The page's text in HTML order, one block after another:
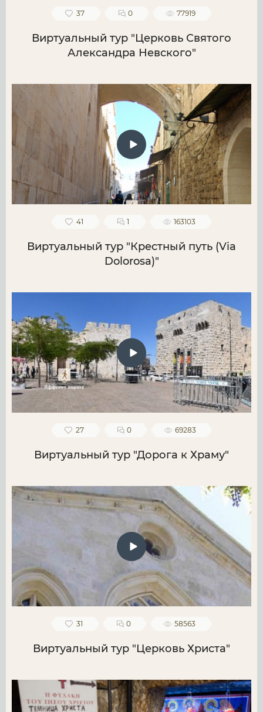
37 0 77919
Виртуальный тур "Церковь Святого
Александра Невского"
41 1 163103
Виртуальный тур "Крестный путь (Via
Dolorosa)"
27 0 69283
Виртуальный тур "Дорога к Храму"
31 0 58563
Виртуальный тур "Церковь Христа"